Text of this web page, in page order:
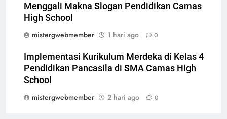
Menggali Makna Slogan Pendidikan Camas
High School
mistergwebmember
1 hari ago 0
Implementasi Kurikulum Merdeka di Kelas 4
Pendidikan Pancasila di SMA Camas High
School
mistergwebmember
2 hari ago 0